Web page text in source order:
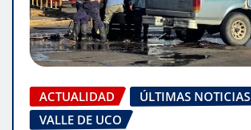
ACTUALIDAD
ÚLTIMAS NOTICIAS
VALLE DE UCO